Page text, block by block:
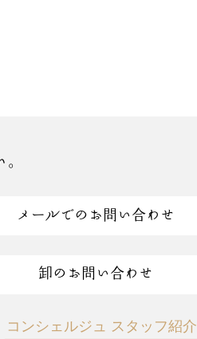
メールでのお問い合わせ
卸のお問い合わせ
コンシェルジュ スタッフ紹介